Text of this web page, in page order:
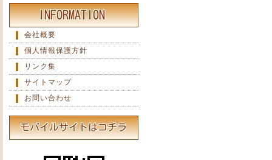
会社概要
個人情報保護方針
リンク集
サイトマップ
お問い合わせ